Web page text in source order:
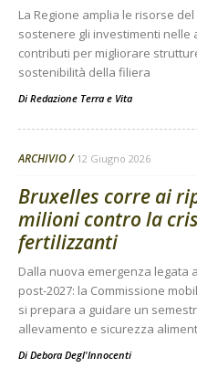
La Regione amplia le risorse
sostenere gli investimenti nelle
contributi per migliorare
sostenibilità della filiera
Di Redazione Terra e Vita
ARCHIVIO 12 Giugno 2026
Bruxelles corre ai
milioni contro la
fertilizzanti
Dalla nuova emergenza legata
post-2027: la Commissione
si prepara a guidare un
allevamento e sicurezza
Di Debora Degl'Innocenti